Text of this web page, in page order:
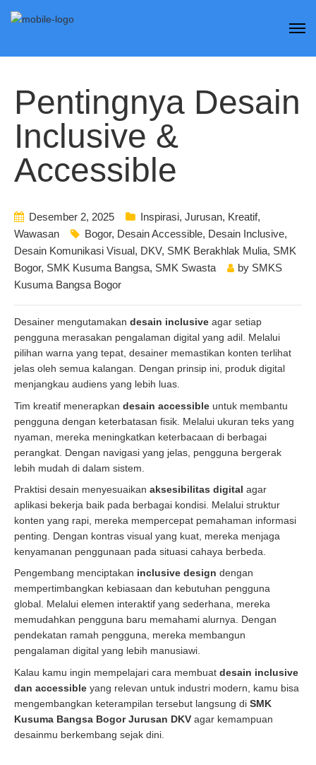
Pentingnya Desain
Inclusive &
Accessible
Desember 2, 2025 Inspirasi, Jurusan, Kreatif,
Wawasan
Bogor, Desain Accessible, Desain Inclusive,
Desain Komunikasi Visual, DKV, SMK Berakhlak Mulia, SMK
Bogor, SMK Kusuma Bangsa, SMK Swasta by SMKS
Kusuma Bangsa Bogor
Desainer mengutamakan desain inclusive agar setiap
pengguna merasakan pengalaman digital yang adil. Melalui
pilihan warna yang tepat, desainer memastikan konten terlihat
jelas oleh semua kalangan. Dengan prinsip ini, produk digital
menjangkau audiens yang lebih luas.
Tim kreatif menerapkan desain accessible untuk membantu
pengguna dengan keterbatasan fisik. Melalui ukuran teks yang
nyaman, mereka meningkatkan keterbacaan di berbagai
perangkat. Dengan navigasi yang jelas, pengguna bergerak
lebih mudah di dalam sistem.
Praktisi desain menyesuaikan aksesibilitas digital agar
aplikasi bekerja baik pada berbagai kondisi. Melalui struktur
konten yang rapi, mereka mempercepat pemahaman informasi
penting. Dengan kontras visual yang kuat, mereka menjaga
kenyamanan penggunaan pada situasi cahaya berbeda.
Pengembang menciptakan inclusive design dengan
mempertimbangkan kebiasaan dan kebutuhan pengguna
global. Melalui elemen interaktif yang sederhana, mereka
memudahkan pengguna baru memahami alurnya. Dengan
pendekatan ramah pengguna, mereka membangun
pengalaman digital yang lebih manusiawi.
Kalau kamu ingin mempelajari cara membuat desain inclusive
dan accessible yang relevan untuk industri modern, kamu bisa
mengembangkan keterampilan tersebut langsung di SMK
Kusuma Bangsa Bogor Jurusan DKV agar kemampuan
desainmu berkembang sejak dini.